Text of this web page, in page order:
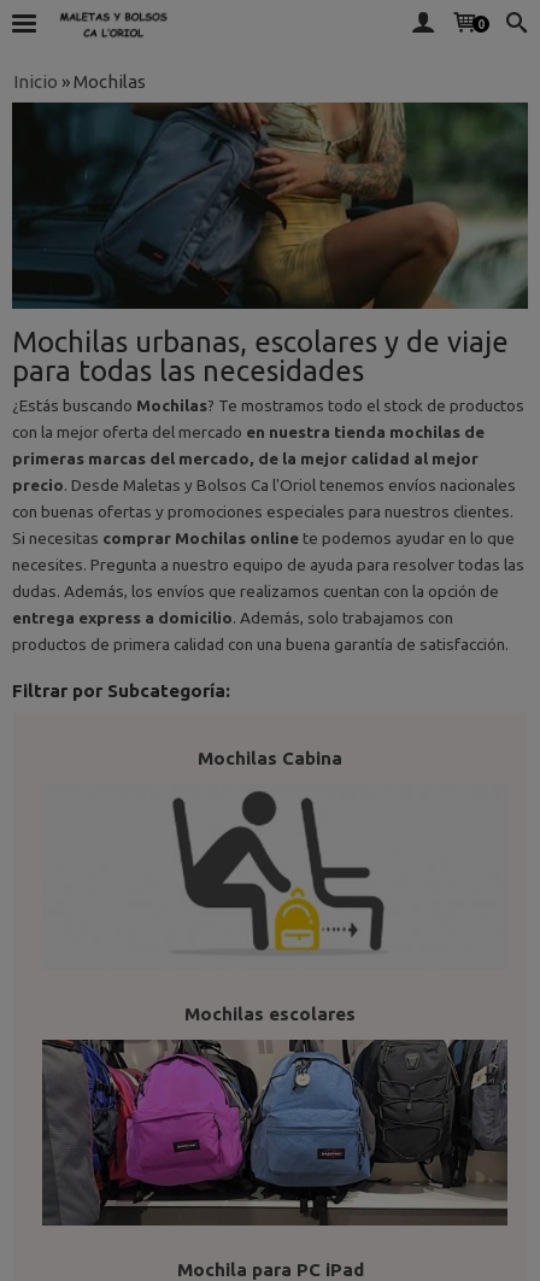
0
Inicio »Mochilas
Mochilas urbanas, escolares y de viaje
para todas las necesidades
¿Estás buscando Mochilas? Te mostramos todo el stock de productos
con la mejor oferta del mercado en nuestra tienda mochilas de
primeras marcas del mercado, de la mejor calidad al mejor
precio. Desde Maletas y Bolsos Ca l'Oriol tenemos envíos nacionales
con buenas ofertas y promociones especiales para nuestros clientes.
Si necesitas comprar Mochilas online te podemos ayudar en lo que
necesites. Pregunta a nuestro equipo de ayuda para resolver todas las
dudas. Además, los envíos que realizamos cuentan con la opción de
entrega express a domicilio. Además, solo trabajamos con
productos de primera calidad con una buena garantía de satisfacción.
Filtrar por Subcategoría:
Mochilas Cabina
Mochilas escolares
Mochila para PC iPad